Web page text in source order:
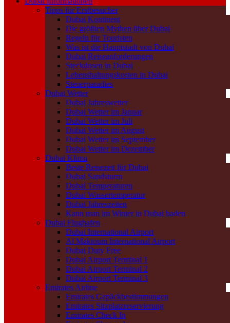
Tipps für Erstbesucher
Dubai Kontinent
Die größten Mythen über Dubai
Regeln für Touristen
Was ist die Hauptstadt von Dubai
Dubai Reiseanforderungen
Steckdosen in Dubai
Lebenshaltungskosten in Dubai
Steuerparadies
Dubai Wetter
Dubai Jahreswetter
Dubai Wetter im Januar
Dubai Wetter im Juli
Dubai Wetter im August
Dubai Wetter im September
Dubai Wetter im Dezember
Dubai Klima
Beste Reisezeit für Dubai
Dubai Sandsturm
Dubai Temperaturen
Dubai Wassertemperatur
Dubai Jahreszeiten
Kann man im Winter in Dubai baden
Dubai Flughafen
Dubai International Airport
Al Maktoum International Airport
Dubai Duty Free
Dubai Airport Terminal 1
Dubai Airport Terminal 2
Dubai Airport Terminal 3
Emirates Airline
Emirates Gepäckbestimmungen
Emirates Sitzplatzreservierung
Emirates Check In